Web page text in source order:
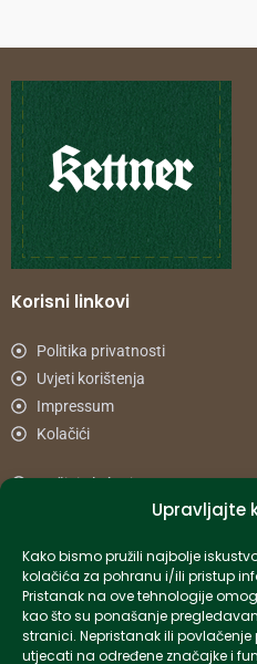
Upravljajte
Kako bismo pružili najbolje
kolačića za pohranu i/ili pristup
Pristanak na ove tehnologije
kao što su ponašanje
stranici. Nepristanak ili
utjecati na određene značajke i
Korisni linkovi
Politika privatnosti
Uvjeti korištenja
Impressum
Kolačići
Načini plaćanja
Informacije
info-hr@kettner.com